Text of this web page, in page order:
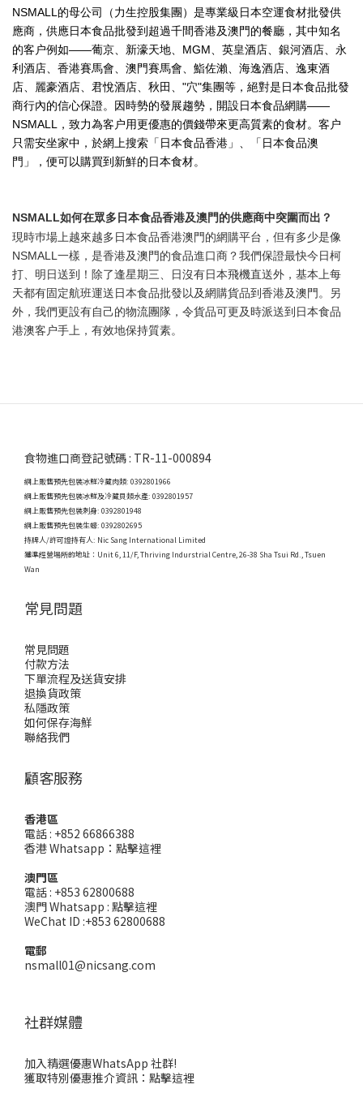
NSMALL的母公司（力生控股集團）是專業級日本空運食材批發供
應商，供應日本食品批發到超過千間香港及澳門的餐廳，其中知名
的客户例如——葡京、新濠天地、MGM、英皇酒店、銀河酒店、永
利酒店、香港賽馬會、澳門賽馬會、鮨佐瀨、海逸酒店、逸東酒
店、麗豪酒店、君悅酒店、秋田、"穴"集團等，絕對是日本食品批發
商行內的信心保證。因時勢的發展趨勢，開設日本食品網購——
NSMALL，致力為客户用更優惠的價錢帶來更高質素的食材。客户
只需安坐家中，於網上搜索「日本食品香港」、「日本食品澳
門」，便可以購買到新鮮的日本食材。
NSMALL如何在眾多日本食品香港及澳門的供應商中突圍而出？
現時巿場上越來越多日本食品香港澳門的網購平台，但有多少是像
NSMALL一樣，是香港及澳門的食品進口商？我們保證最快今日柯
打、明日送到！除了逢星期三、日沒有日本飛機直送外，基本上每
天都有固定航班運送日本食品批發以及網購貨品到香港及澳門。另
外，我們更設有自己的物流團隊，令貨品可更及時派送到日本食品
港澳客户手上，有效地保持質素。
食物進口商登記號碼 : TR-11-000894
網上販售預先包裝冰鮮冷藏肉類: 0392801966
網上販售預先包裝冰鮮及冷藏貝類水產: 0392801957
網上販售預先包裝刺身: 0392801948
網上販售預先包裝生蠔: 0392802695
持牌人/許可證持有人: Nic Sang International Limited
獲準經營場所的地址： Unit 6, 11/F, Thriving Indurstrial Centre, 26-38 Sha Tsui Rd., Tsuen
Wan
常見問題
常見問題
付款方法
下單流程及送貨安排
退換貨政策
私隱政策
如何保存海鮮
聯絡我們
顧客服務
香港區
電話 : +852 66866388
香港 Whatsapp： 點擊這裡
澳門區
電話 : +853 62800688
澳門 Whatsapp : 點擊這裡
WeChat ID :+853 62800688
電郵
nsmall01@nicsang.com
社群媒體
加入精選優惠WhatsApp 社群!
獲取特別優惠推介資訊： 點擊這裡